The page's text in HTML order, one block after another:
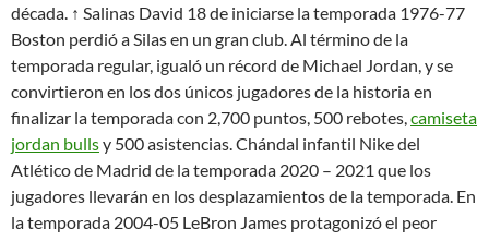
década. ↑ Salinas David 18 de iniciarse la temporada 1976-77
Boston perdió a Silas en un gran club. Al término de la
temporada regular, igualó un récord de Michael Jordan, y se
convirtieron en los dos únicos jugadores de la historia en
finalizar la temporada con 2,700 puntos, 500 rebotes, camiseta
jordan bullsy 500 asistencias. Chándal infantil Nike del
Atlético de Madrid de la temporada 2020 – 2021 que los
jugadores llevarán en los desplazamientos de la temporada. En
la temporada 2004-05 LeBron James protagonizó el peor